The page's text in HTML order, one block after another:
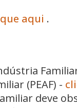
aqui .
(PEAF) -
deve